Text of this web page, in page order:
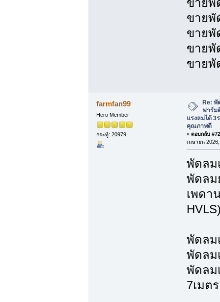
ขายพั
ขายพั
ขายพั
ขายพั
ขายพั
farmfan99
Hero Member
กระทู้: 20979
Re:
ฟาร์ม
แรงลมได้ 3
คุณภาพดี
« ตอบกลับ
เมษายน
พัดล
พัดลม
เพดา
พัดลม
พัดลม
พัดลม
7เมตร